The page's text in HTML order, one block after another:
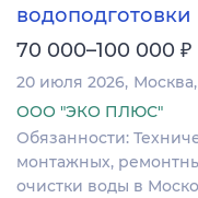
водоподготовки
70 000–100 000 ₽
20 июля 2026 Москва
ООО "ЭКО ПЛЮС"
Обязанности:
монтажных,
очистки воды в